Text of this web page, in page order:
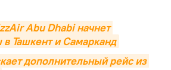
Abu Dhabi начнет
Ташкент и Самарканд
дополнительный рейс из